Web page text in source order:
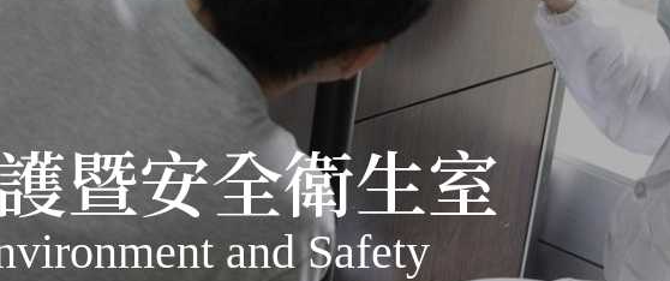
暨安全衛生室
and Safety